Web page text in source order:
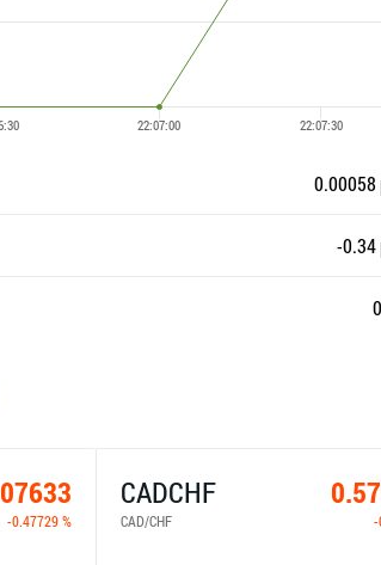
0.00058
-0.34
-0.47729 %
CADCHF
CAD/CHF -